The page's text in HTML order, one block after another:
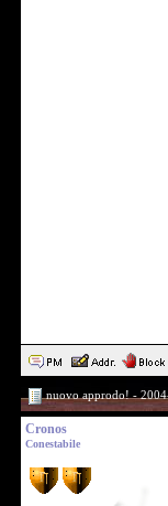
nuovo approdo! -
Cronos
Conestabile